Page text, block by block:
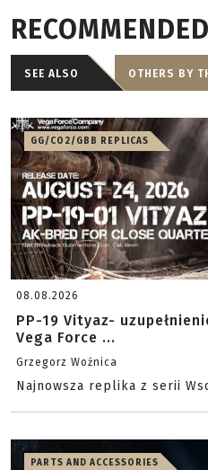
RECOMMENDED
SEE ALSO OTHERS BY
GG/CO2/GBB REPLICAS
08.08.2026
PP-19 Vityaz-
Vega Force ...
Grzegorz Woźnica
Najnowsza replika z serii
PARTS AND ACCESSORIES